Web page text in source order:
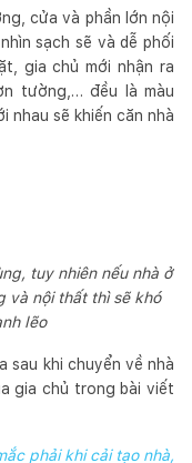
cửa và phần lớn nội
sạch sẽ và dễ phối
gia chủ mới nhận ra
tường,… đều là màu
nhau sẽ khiến căn nhà
tuy nhiên nếu nhà ở
và nội thất thì sẽ khó
lẽo
sau khi chuyển về nhà
gia chủ trong bài viết
phải khi cải tạo nhà,